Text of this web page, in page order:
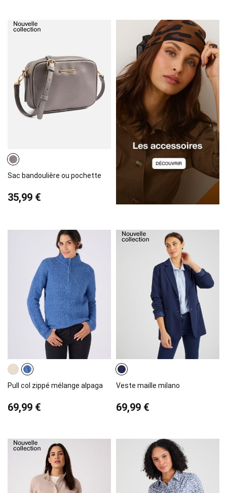
Sac bandoulière ou pochette
35,99 €
Pull col zippé mélange alpaga
69,99 €
Veste maille milano
69,99 €